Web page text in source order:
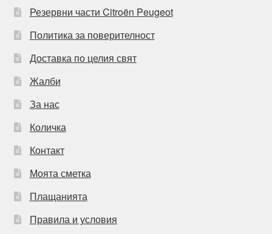
Резервни части Citroën Peugeot
Политика за поверителност
Доставка по целия свят
Жалби
За нас
Количка
Контакт
Моята сметка
Плащанията
Правила и условия